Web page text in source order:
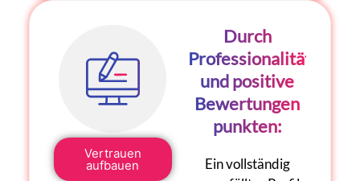
Vertrauen
aufbauen
Durch
Professionalität
und positive
Bewertungen
punkten:
Ein vollständig